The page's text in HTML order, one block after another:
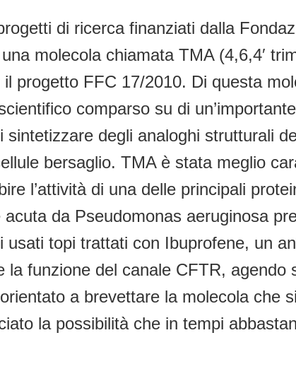
di ricerca finanziati dalla
molecola chiamata TMA (4,6,4′
progetto FFC 17/2010. Di questa
comparso su di
sintetizzare degli analoghi strutturali
bersaglio. TMA è stata meglio
l’attività di una delle principali
da Pseudomonas aeruginosa
topi trattati con Ibuprofene, un
funzione del canale CFTR, agendo
a brevettare la molecola che
la possibilità che in tempi